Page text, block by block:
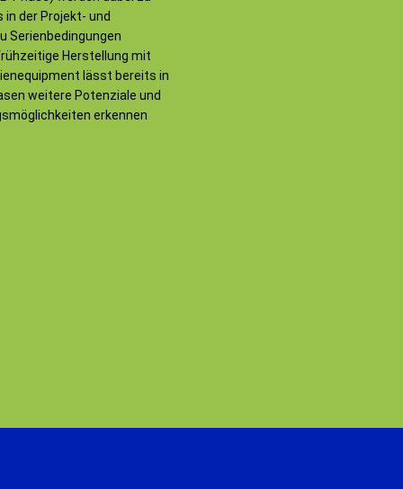
in der Projekt- und
Serienbedingungen
Herstellung mit
lässt bereits in
weitere Potenziale und
erkennen